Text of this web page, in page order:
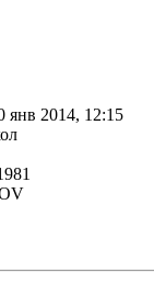
янв 2014, 12:15